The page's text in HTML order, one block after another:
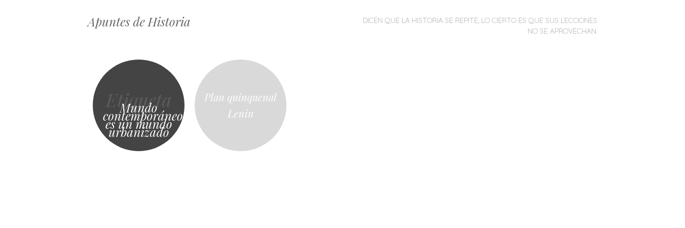
Apuntes de Historia MENÚ
SALTARDICEN QUE LA HISTORIA SE REPITE, LO CIERTO ES QUE SUS LECCIONES
NO SE APROVECHAN.
Etiqueta
Mundo
contemporáneo
es un mundo
urbanizado
Plan quinquenal
Lenin